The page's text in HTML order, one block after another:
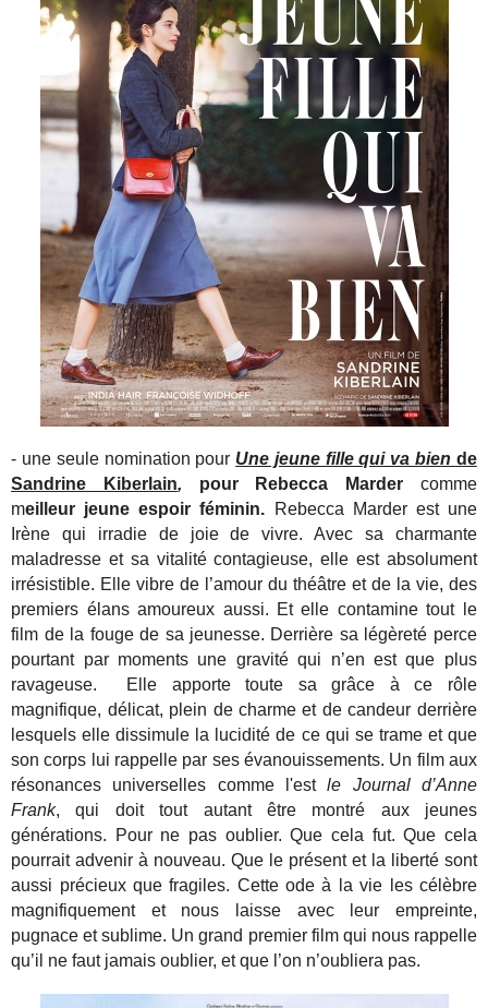
- une seule nomination pour Une jeune fille qui va bien de
Sandrine Kiberlain, pour Rebecca Marder comme
meilleur jeune espoir féminin. Rebecca Marder est une
Irène qui irradie de joie de vivre. Avec sa charmante
maladresse et sa vitalité contagieuse, elle est absolument
irrésistible. Elle vibre de l’amour du théâtre et de la vie, des
premiers élans amoureux aussi. Et elle contamine tout le
film de la fouge de sa jeunesse. Derrière sa légèreté perce
pourtant par moments une gravité qui n’en est que plus
ravageuse. Elle apporte toute sa grâce à ce rôle
magnifique, délicat, plein de charme et de candeur derrière
lesquels elle dissimule la lucidité de ce qui se trame et que
son corps lui rappelle par ses évanouissements. Un film aux
résonances universelles comme l'estle Journal d’Anne
Frank, qui doit tout autant être montré aux jeunes
générations. Pour ne pas oublier. Que cela fut. Que cela
pourrait advenir à nouveau. Que le présent et la liberté sont
aussi précieux que fragiles. Cette ode à la vie les célèbre
magnifiquement et nous laisse avec leur empreinte,
pugnace et sublime. Un grand premier film qui nous rappelle
qu’il ne faut jamais oublier, et que l’on n’oubliera pas.